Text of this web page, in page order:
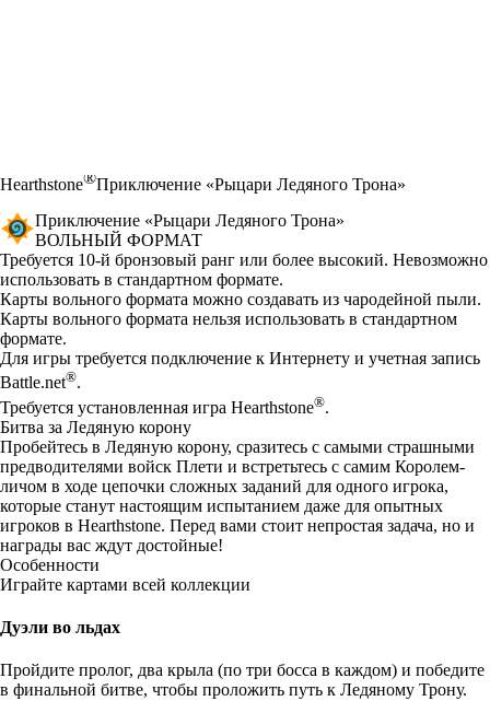
Hearthstone®Приключение «Рыцари Ледяного Трона»
Приключение «Рыцари Ледяного Трона»
ВОЛЬНЫЙ ФОРМАТ
Product Notification
Требуется 10-й бронзовый ранг или более высокий. Невозможно
использовать в стандартном формате.
Available actions
Карты вольного формата можно создавать из чародейной пыли.
Карты вольного формата нельзя использовать в стандартном
формате.
Для игры требуется подключение к Интернету и учетная запись
Battle.net®.
Требуется установленная игра Hearthstone®.
Битва за Ледяную корону
Пробейтесь в Ледяную корону, сразитесь с самыми страшными
предводителями войск Плети и встретьтесь с самим Королем-
личом в ходе цепочки сложных заданий для одного игрока,
которые станут настоящим испытанием даже для опытных
игроков в Hearthstone. Перед вами стоит непростая задача, но и
награды вас ждут достойные!
Особенности
Играйте картами всей коллекции
Дуэли во льдах
Пройдите пролог, два крыла (по три босса в каждом) и победите
в финальной битве, чтобы проложить путь к Ледяному Трону.